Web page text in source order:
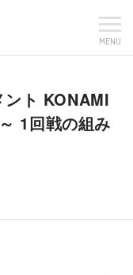
MENU
ント KONAMI
1回戦の組み